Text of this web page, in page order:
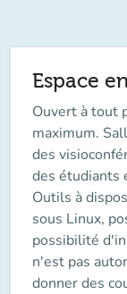
Espace
Ouvert à tout
maximum.
des
des étudiants
Outils à
sous Linux,
possibilité
n'est pas
donner des